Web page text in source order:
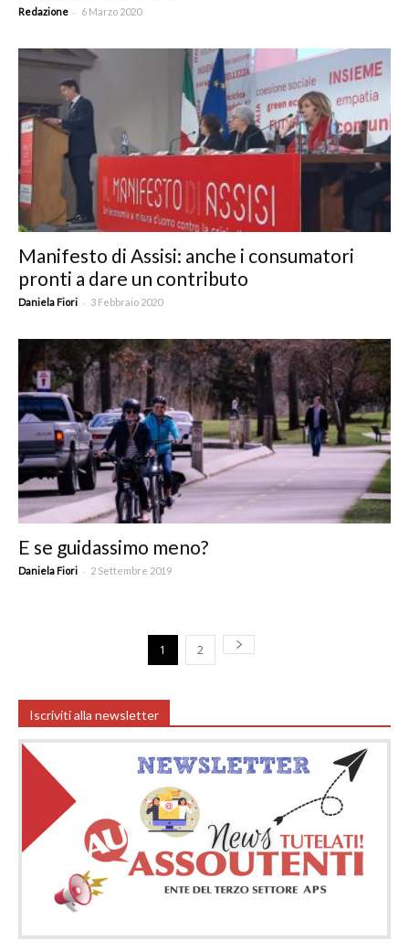
Redazione - 6 Marzo 2020
Manifesto di Assisi: anche i consumatori
pronti a dare un contributo
Daniela Fiori - 3 Febbraio 2020
E se guidassimo meno?
Daniela Fiori - 2 Settembre 2019
1 2
Iscriviti alla newsletter